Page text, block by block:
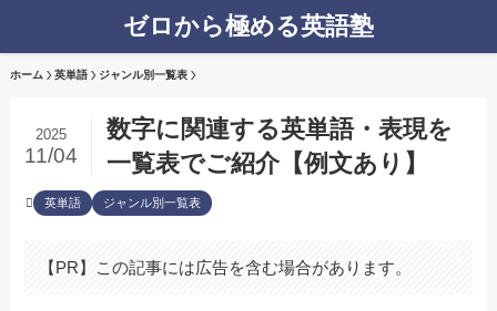
ゼロから極める英語塾
ホーム 英単語 ジャンル別一覧表
数字に関連する英単語・表現を
一覧表でご紹介【例文あり】
2025
11/04
英単語 ジャンル別一覧表
【PR】この記事には広告を含む場合があります。